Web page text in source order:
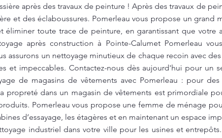
après des travaux de peinture ! Après des travaux de
et des éclaboussures. Pomerleau vous propose un grand
éliminer toute trace de peinture, en garantissant que votre
après construction à Pointe-Calumet Pomerleau
assurons un nettoyage minutieux de chaque recoin avec
et impeccables. Contactez-nous dès aujourd'hui pour un
de magasins de vêtements avec Pomerleau : pour des
propreté dans un magasin de vêtements est primordiale
Pomerleau vous propose une femme de ménage
d’essayage, les étagères et en maintenant un espace
industriel dans votre ville pour les usines et